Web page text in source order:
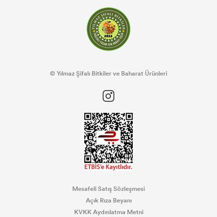
© Yılmaz Şifalı Bitkiler ve Baharat Ürünleri
Mesafeli Satış Sözleşmesi
Açık Rıza Beyanı
KVKK Aydınlatma Metni